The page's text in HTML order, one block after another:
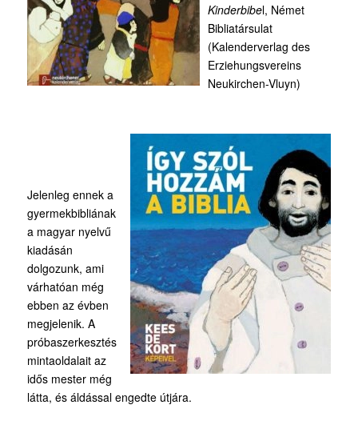
Kinderbibel, Német
Bibliatársulat
(Kalenderverlag des
Erziehungsvereins
Neukirchen-Vluyn)
Jelenleg ennek a
gyermekbibliának
a magyar nyelvű
kiadásán
dolgozunk, ami
várhatóan még
ebben az évben
megjelenik. A
próbaszerkesztés
mintaoldalait az
idős mester még
látta, és áldással engedte útjára.